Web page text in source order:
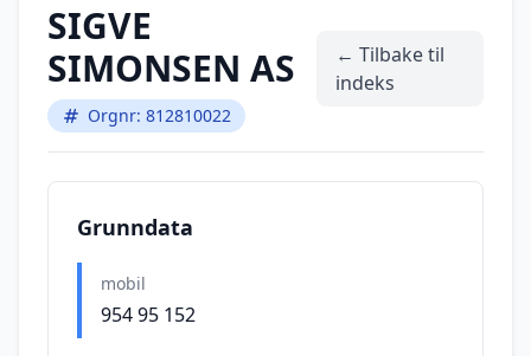
SIGVE
SIMONSEN AS
Orgnr: 812810022
← Tilbake til
indeks
Grunndata
mobil
954 95 152